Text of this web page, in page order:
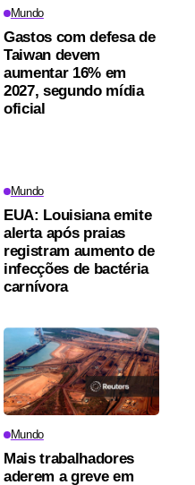
Mundo
Gastos com defesa de
Taiwan devem
aumentar 16% em
2027, segundo mídia
oficial
Mundo
EUA: Louisiana emite
alerta após praias
registram aumento de
infecções de bactéria
carnívora
Mundo
Mais trabalhadores
aderem a greve em